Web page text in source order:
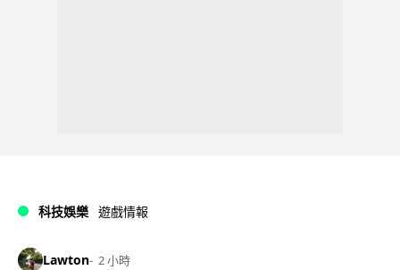
科技娛樂 遊戲情報
Lawton 2 小時